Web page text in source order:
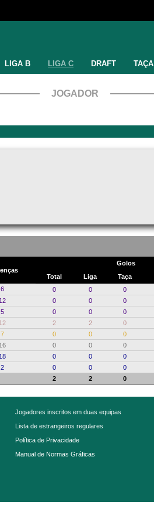
LIGA B LIGA C DRAFT TAÇA
JOGADOR
Golos
Total
Liga Taça
6 0 0 0
12 0 0 0
5 0 0 0
12 2 2 0
7 0 0 0
16 0 0 0
18 0 0 0
2 0 0 0
2 2 0
Jogadores inscritos em duas equipas
Lista de estrangeiros regulares
Política de Privacidade
Manual de Normas Gráficas